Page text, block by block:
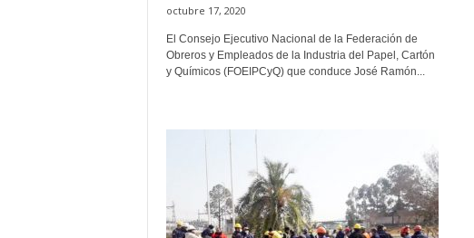
octubre 17, 2020
El Consejo Ejecutivo Nacional de la Federación de
Obreros y Empleados de la Industria del Papel, Cartón
y Químicos (FOEIPCyQ) que conduce José Ramón...